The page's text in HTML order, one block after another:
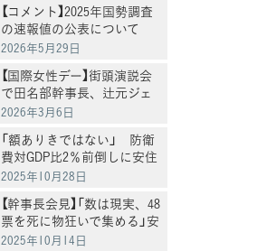
【コメント】2025年国勢調査
の速報値の公表について
2026年5月29日
【国際女性デー】街頭演説会
で田名部幹事長、辻元ジェ
ンダー本部長らが訴え
2026年3月6日
「額ありきではない」 防衛
費対GDP比2％前倒しに安住
幹事長
2025年10月28日
【幹事長会見】「数は現実、48
票を死に物狂いで集める」安
住幹事長
2025年10月14日